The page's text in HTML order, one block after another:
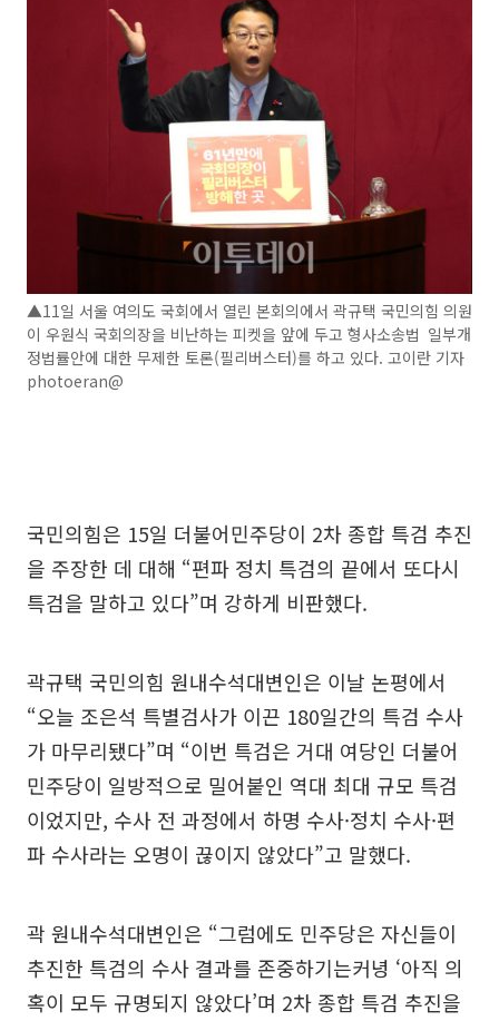
▲11일 서울 여의도 국회에서 열린 본회의에서 곽규택 국민의힘 의원
이 우원식 국회의장을 비난하는 피켓을 앞에 두고 형사소송법 일부개
정법률안에 대한 무제한 토론(필리버스터)를 하고 있다. 고이란 기자
photoeran@
국민의힘은 15일 더불어민주당이 2차 종합 특검 추진
을 주장한 데 대해 “편파 정치 특검의 끝에서 또다시
특검을 말하고 있다”며 강하게 비판했다.
곽규택 국민의힘 원내수석대변인은 이날 논평에서
“오늘 조은석 특별검사가 이끈 180일간의 특검 수사
가 마무리됐다”며 “이번 특검은 거대 여당인 더불어
민주당이 일방적으로 밀어붙인 역대 최대 규모 특검
이었지만, 수사 전 과정에서 하명 수사·정치 수사·편
파 수사라는 오명이 끊이지 않았다”고 말했다.
곽 원내수석대변인은 “그럼에도 민주당은 자신들이
추진한 특검의 수사 결과를 존중하기는커녕 ‘아직 의
혹이 모두 규명되지 않았다’며 2차 종합 특검 추진을